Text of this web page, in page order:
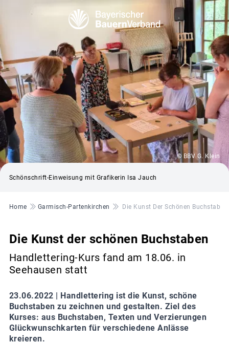
© BBV G. Klein
Schönschrift-Einweisung mit Grafikerin Isa Jauch
Pfadnavigation
Home Garmisch-Partenkirchen Die Kunst Der Schönen Buchstaben
Die Kunst der schönen Buchstaben
Handlettering-Kurs fand am 18.06. in
Seehausen statt
23.06.2022 |
Handlettering ist die Kunst, schöne
Buchstaben zu zeichnen und gestalten. Ziel des
Kurses: aus Buchstaben, Texten und Verzierungen
Glückwunschkarten für verschiedene Anlässe
kreieren.